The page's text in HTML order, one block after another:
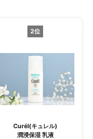
2位
Curél(キュレル)
潤浸保湿 乳液